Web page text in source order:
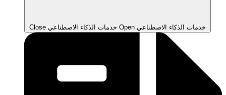
Close خدمات الذكاء الاصطناعي Open خدمات الذكاء الاصطناعي